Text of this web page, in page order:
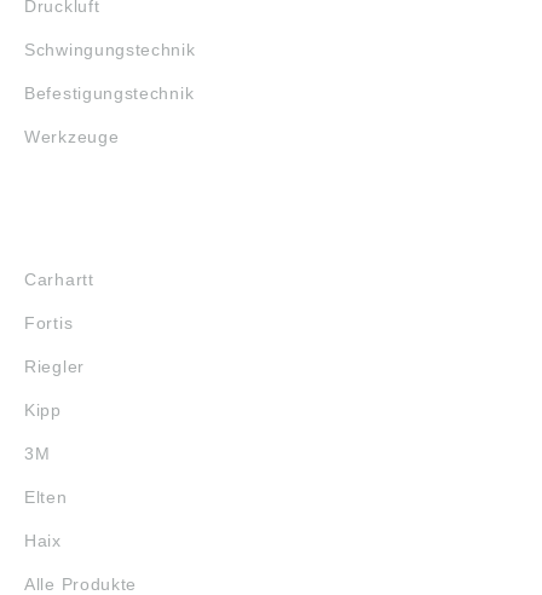
Druckluft
Schwingungstechnik
Befestigungstechnik
Werkzeuge
Carhartt
Fortis
Riegler
Kipp
3M
Elten
Haix
Alle Produkte